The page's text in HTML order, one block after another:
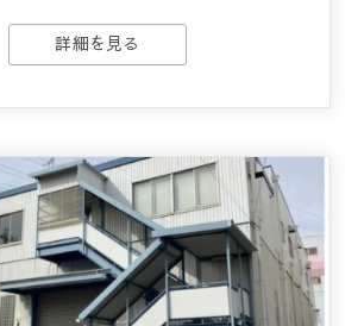
詳細を見る